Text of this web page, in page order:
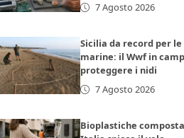
7 Agosto 2026
Sicilia da record per
marine: il Wwf in
proteggere i nidi
7 Agosto 2026
Bioplastiche